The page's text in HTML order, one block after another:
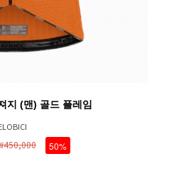
지 (맨) 골드 플레임
50%